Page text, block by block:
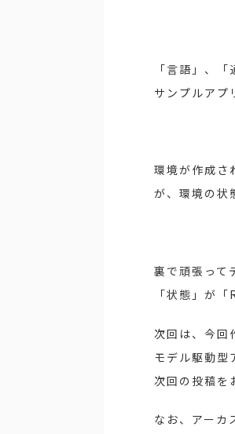
「言語」、
サンプルアプ
環境が作成さ
が、環境の状
裏で頑張って
「状態」が
次回は、今回
モデル駆動型
次回の投稿を
なお、アー